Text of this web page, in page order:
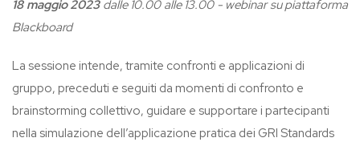
18 maggio 2023dalle 10.00 alle 13.00 - webinar su piattaforma
Blackboard
La sessione intende, tramite confronti e applicazioni di
gruppo, preceduti e seguiti da momenti di confronto e
brainstorming collettivo, guidare e supportare i partecipanti
nella simulazione dell’applicazione pratica dei GRI Standards